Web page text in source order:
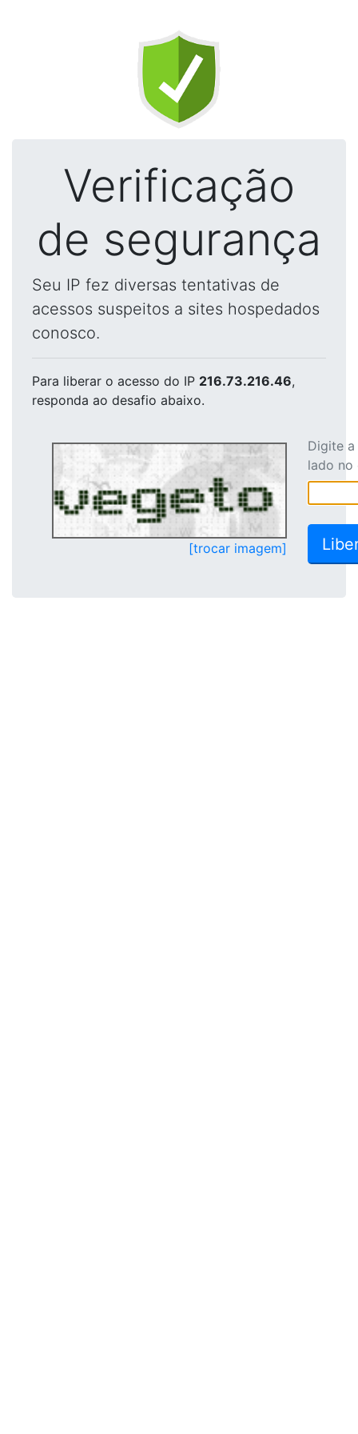
Verificação
de segurança
Seu IP fez diversas tentativas de
acessos suspeitos a sites hospedados
conosco.
Para liberar o acesso do IP 216.73.216.46,
responda ao desafio abaixo.
[trocar imagem]
Digite
lado no